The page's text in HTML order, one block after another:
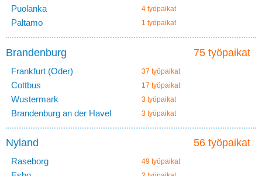
Puolanka 4 työpaikat
Paltamo 1 työpaikat
75 työpaikat
Brandenburg
Frankfurt (Oder) 37 työpaikat
Cottbus 17 työpaikat
Wustermark 3 työpaikat
Brandenburg an der Havel 3 työpaikat
56 työpaikat
Nyland
Raseborg 49 työpaikat